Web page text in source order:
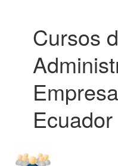
Cursos
Ecuador